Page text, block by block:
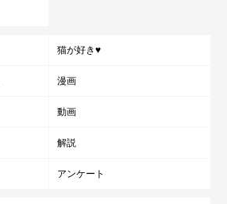
猫が好き♥
漫画
動画
解説
アンケート